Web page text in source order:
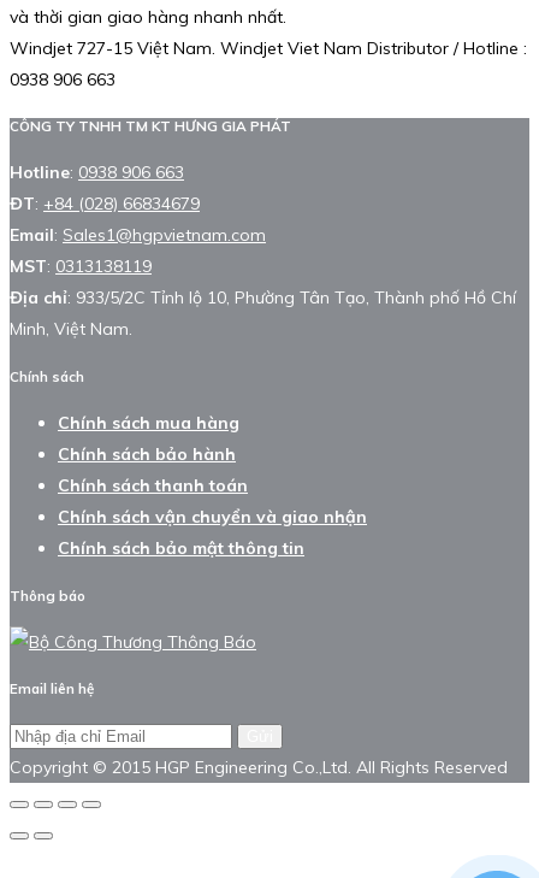
và thời gian giao hàng nhanh nhất.
Windjet 727-15 Việt Nam. Windjet Viet Nam Distributor / Hotline :
0938 906 663
CÔNG TY TNHH TM KT HƯNG GIA PHÁT
Hotline: 0938 906 663
ĐT: +84 (028) 66834679
Email: Sales1@hgpvietnam.com
MST: 0313138119
Địa chỉ: 933/5/2C Tỉnh lộ 10, Phường Tân Tạo, Thành phố Hồ Chí
Minh, Việt Nam.
Chính sách
Chính sách mua hàng
Chính sách bảo hành
Chính sách thanh toán
Chính sách vận chuyển và giao nhận
Chính sách bảo mật thông tin
Thông báo
Email liên hệ
Copyright © 2015 HGP Engineering Co.,Ltd. All Rights Reserved